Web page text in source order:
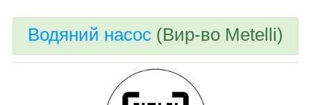
Водяний насос (Вир-во Metelli)